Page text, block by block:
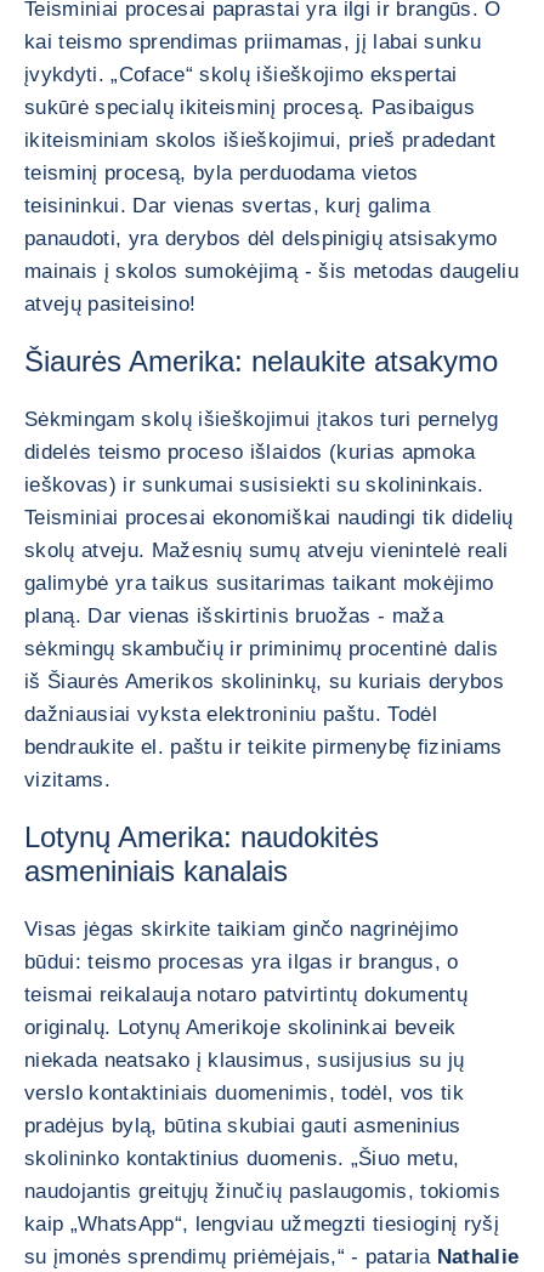
Teisminiai procesai paprastai yra ilgi ir brangūs. O
kai teismo sprendimas priimamas, jį labai sunku
įvykdyti. „Coface“ skolų išieškojimo ekspertai
sukūrė specialų ikiteisminį procesą. Pasibaigus
ikiteisminiam skolos išieškojimui, prieš pradedant
teisminį procesą, byla perduodama vietos
teisininkui. Dar vienas svertas, kurį galima
panaudoti, yra derybos dėl delspinigių atsisakymo
mainais į skolos sumokėjimą - šis metodas daugeliu
atvejų pasiteisino!
Šiaurės Amerika: nelaukite atsakymo
Sėkmingam skolų išieškojimui įtakos turi pernelyg
didelės teismo proceso išlaidos (kurias apmoka
ieškovas) ir sunkumai susisiekti su skolininkais.
Teisminiai procesai ekonomiškai naudingi tik didelių
skolų atveju. Mažesnių sumų atveju vienintelė reali
galimybė yra taikus susitarimas taikant mokėjimo
planą. Dar vienas išskirtinis bruožas - maža
sėkmingų skambučių ir priminimų procentinė dalis
iš Šiaurės Amerikos skolininkų, su kuriais derybos
dažniausiai vyksta elektroniniu paštu. Todėl
bendraukite el. paštu ir teikite pirmenybę fiziniams
vizitams.
Lotynų Amerika: naudokitės
asmeniniais kanalais
Visas jėgas skirkite taikiam ginčo nagrinėjimo
būdui: teismo procesas yra ilgas ir brangus, o
teismai reikalauja notaro patvirtintų dokumentų
originalų. Lotynų Amerikoje skolininkai beveik
niekada neatsako į klausimus, susijusius su jų
verslo kontaktiniais duomenimis, todėl, vos tik
pradėjus bylą, būtina skubiai gauti asmeninius
skolininko kontaktinius duomenis. „Šiuo metu,
naudojantis greitųjų žinučių paslaugomis, tokiomis
kaip „WhatsApp“, lengviau užmegzti tiesioginį ryšį
su įmonės sprendimų priėmėjais,“ - pataria Nathalie